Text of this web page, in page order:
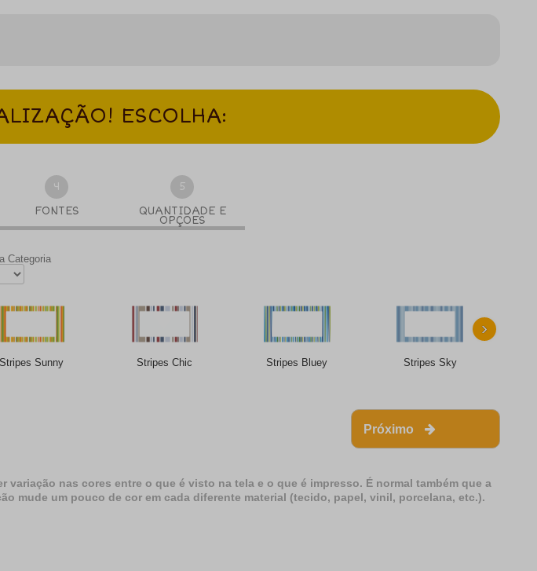
ESCOLHA:
4
FONTES
5
QUANTIDADE E
OPÇÕES
Categoria
Stripes Sunny Stripes Chic Stripes Bluey Stripes Sky
›
Próximo
variação nas cores entre o que é visto na tela e o que é impresso. É normal também que a
mude um pouco de cor em cada diferente material (tecido, papel, vinil, porcelana, etc.).